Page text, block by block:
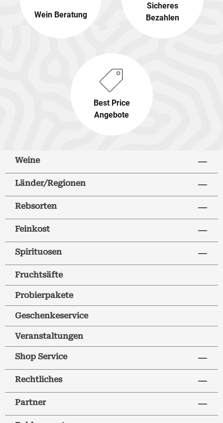
Wein Beratung
Sicheres
Bezahlen
Best Price
Angebote
Weine
Länder/Regionen
Rebsorten
Feinkost
Spirituosen
Fruchtsäfte
Probierpakete
Geschenkeservice
Veranstaltungen
Shop Service
Rechtliches
Partner